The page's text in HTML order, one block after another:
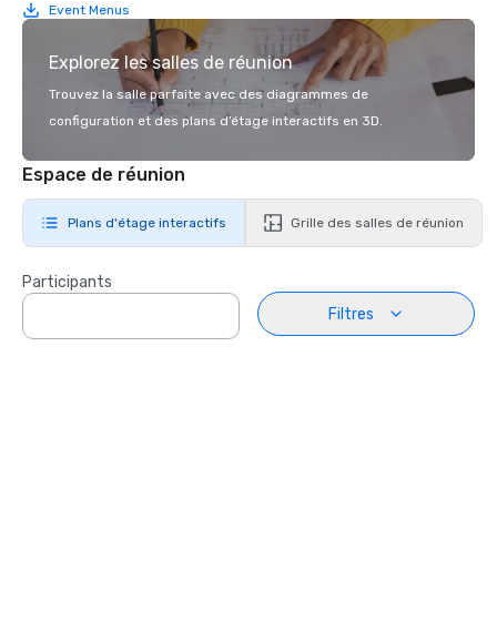
Event Menus
Explorez les salles de réunion
Trouvez la salle parfaite avec des diagrammes de
configuration et des plans d’étage interactifs en 3D.
Espace de réunion
Plans d'étage interactifs Grille des salles de réunion
Participants
Filtres